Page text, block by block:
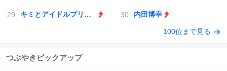
キミとアイドルプリキュア♪ 内田博幸
100位まで見る
つぶやきピックアップ